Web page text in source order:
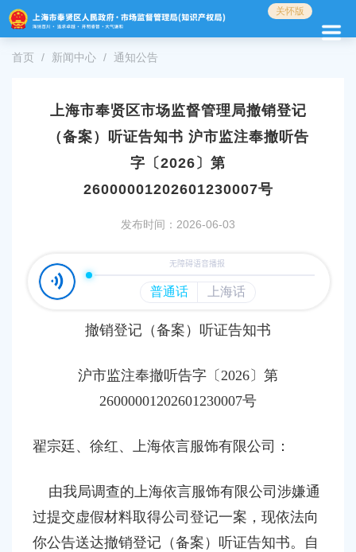
障
碍
关怀版
首页 新闻中心 通知公告
上海市奉贤区市场监督管理局撤销登记
（备案）听证告知书 沪市监注奉撤听告
字〔2026〕第
26000001202601230007号
发布时间：2026-06-03
撤销登记（备案）听证告知书
沪市监注奉撤听告字〔 2026 〕第
26000001202601230007号
翟宗廷、徐红、 上海依言服饰有限公司：
由我局调查的上海依言服饰有限公司涉嫌通
过提交虚假材料取得公司登记一案，现依法向
你公告送达撤销登记（备案）听证告知书。自